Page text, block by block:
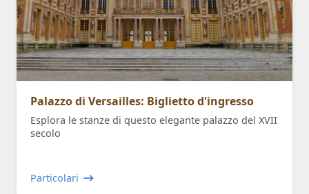
Palazzo di Versailles: Biglietto d'ingresso
Esplora le stanze di questo elegante palazzo del XVII
secolo
Particolari